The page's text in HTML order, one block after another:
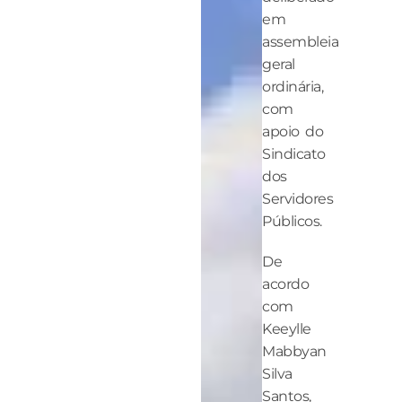
em
assembleia
geral
ordinária,
com
apoio do
Sindicato
dos
Servidores
Públicos.
De
acordo
com
Keeylle
Mabbyan
Silva
Santos,